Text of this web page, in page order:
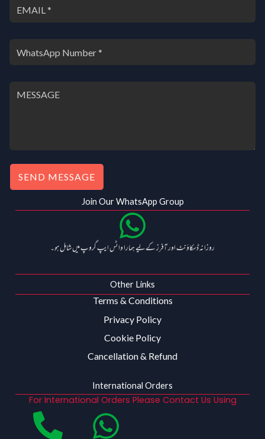
SEND MESSAGE
Join Our WhatsApp Group
روزانہ ڈسکاؤنٹ اور آفرز کے لیے ہمارا واٹس ایپ گروپ میں شامل ہو۔
Other Links
Terms & Conditions
Privacy Policy
Cookie Policy
Cancellation & Refund
International Orders
For International Orders Please Contact Us Using